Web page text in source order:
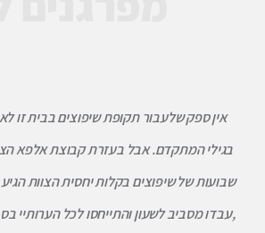
אין ספק שלעבור תקופת שיפוצים בבית זו
בגילי המתקדם. אבל בעזרת קבוצת אלפא
שבועות של שיפוצים בקלות יחסית הצוות
,עבדו מסביב לשעון והתייחסו לכל הערותיי